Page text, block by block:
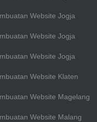
Website Jogja
Website Jogja
Website Jogja
Website Klaten
Website Magelang
Website Malang